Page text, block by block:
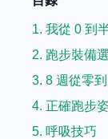
1. 我從 0 到
2. 跑步裝備
3. 8 週從零
4. 正確跑步
5. 呼吸技巧